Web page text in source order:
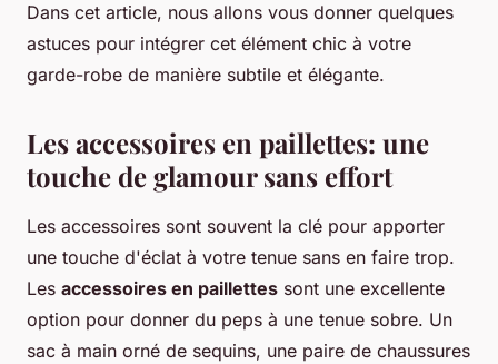
Dans cet article, nous allons vous donner quelques
astuces pour intégrer cet élément chic à votre
garde-robe de manière subtile et élégante.
Les accessoires en paillettes: une
touche de glamour sans effort
Les accessoires sont souvent la clé pour apporter
une touche d'éclat à votre tenue sans en faire trop.
Les accessoires en paillettes sont une excellente
option pour donner du peps à une tenue sobre. Un
sac à main orné de sequins, une paire de chaussures